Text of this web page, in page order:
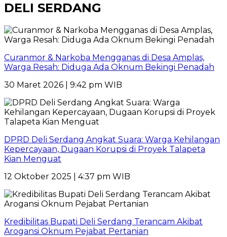
DELI SERDANG
Curanmor & Narkoba Mengganas di Desa Amplas,
Warga Resah: Diduga Ada Oknum Bekingi Penadah
30 Maret 2026 | 9:42 pm WIB
DPRD Deli Serdang Angkat Suara: Warga Kehilangan
Kepercayaan, Dugaan Korupsi di Proyek Talapeta
Kian Menguat
12 Oktober 2025 | 4:37 pm WIB
Kredibilitas Bupati Deli Serdang Terancam Akibat
Arogansi Oknum Pejabat Pertanian